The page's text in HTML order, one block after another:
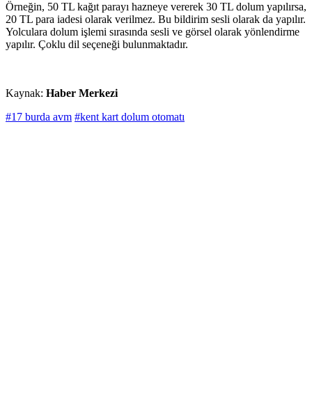
Örneğin, 50 TL kağıt parayı hazneye vererek 30 TL dolum yapılırsa,
20 TL para iadesi olarak verilmez. Bu bildirim sesli olarak da yapılır.
Yolculara dolum işlemi sırasında sesli ve görsel olarak yönlendirme
yapılır. Çoklu dil seçeneği bulunmaktadır.
Kaynak: Haber Merkezi
#17 burda avm #kent kart dolum otomatı